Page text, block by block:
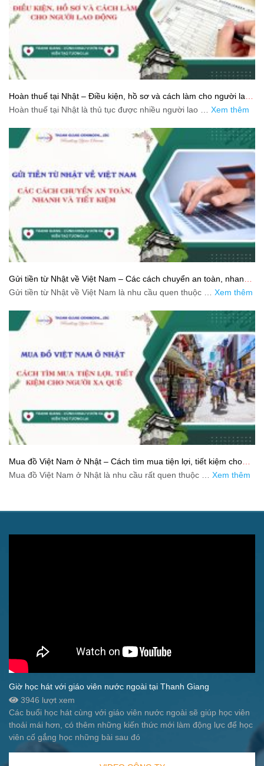
Hoàn thuế tại Nhật – Điều kiện, hồ sơ và cách làm cho người lao
động
Hoàn thuế tại Nhật là thủ tục được nhiều người lao … Xem thêm
Gửi tiền từ Nhật về Việt Nam – Các cách chuyển an toàn, nhanh
và tiết kiệm
Gửi tiền từ Nhật về Việt Nam là nhu cầu quen thuộc … Xem thêm
Mua đồ Việt Nam ở Nhật – Cách tìm mua tiện lợi, tiết kiệm cho
người xa quê
Mua đồ Việt Nam ở Nhật là nhu cầu rất quen thuộc … Xem thêm
Giờ học hát với giáo viên nước ngoài tại Thanh Giang
3946 lượt xem
Các buổi học hát cùng với giáo viên nước ngoài sẽ giúp học viên
thoải mái hơn, có thêm những kiến thức mới làm động lực để học
viên cố gắng học những bài sau đó